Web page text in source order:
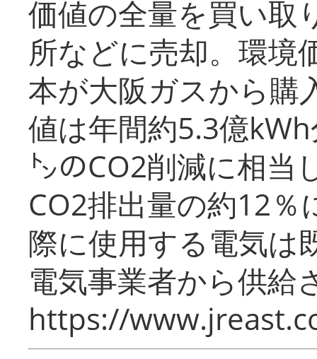
価値の全量を買い取
所などに売却。環境
本が大阪ガスから購
値は年間約5.3億
㌧のCO2削減に相当
CO2排出量の約12％
際に使用する電気は
電気事業者から供給
https://